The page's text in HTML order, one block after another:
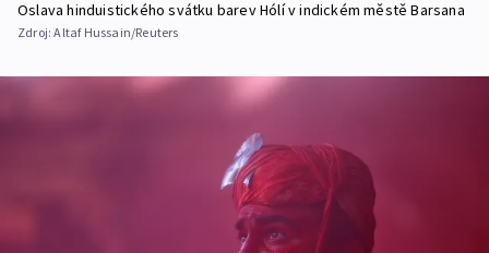
Oslava hinduistického svátku barev Hólí v indickém městě Barsana
Zdroj:Altaf Hussain/Reuters